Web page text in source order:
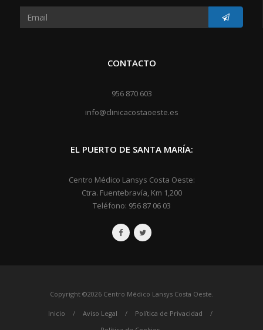
CONTACTO
956 870 603
info@clinicacostaoeste.es
EL PUERTO DE SANTA MARÍA:
Centro Médico Lansys Costa Oeste:
Ctra. Fuentebravía, Km 1,200
Teléfono: 956 87 06 03
Copyright ©2026 Centro Médico Lansys Costa Oeste.
Inicio / Aviso Legal / Política de Privacidad
/